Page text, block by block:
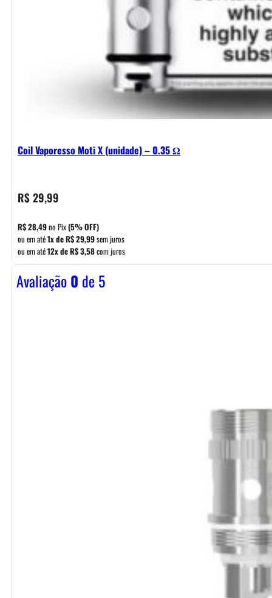
Coil Vaporesso Moti X (unidade) – 0.35 Ω
R$29,99
R$28,49no Pix(5% OFF)
ou em até1x deR$29,99sem juros
ou em até12x deR$3,58com juros
Avaliação0 de 5